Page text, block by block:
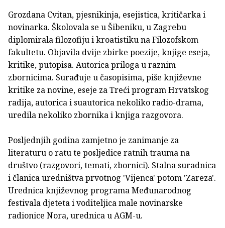
Grozdana Cvitan, pjesnikinja, esejistica, kritičarka i
novinarka. Školovala se u Šibeniku, u Zagrebu
diplomirala filozofiju i kroatistiku na Filozofskom
fakultetu. Objavila dvije zbirke poezije, knjige eseja,
kritike, putopisa. Autorica priloga u raznim
zbornicima. Surađuje u časopisima, piše književne
kritike za novine, eseje za Treći program Hrvatskog
radija, autorica i suautorica nekoliko radio-drama,
uredila nekoliko zbornika i knjiga razgovora.
Posljednjih godina zamjetno je zanimanje za
literaturu o ratu te posljedice ratnih trauma na
društvo (razgovori, temati, zbornici). Stalna suradnica
i članica uredništva prvotnog 'Vijenca' potom 'Zareza'.
Urednica književnog programa Međunarodnog
festivala djeteta i voditeljica male novinarske
radionice Nora, urednica u AGM-u.